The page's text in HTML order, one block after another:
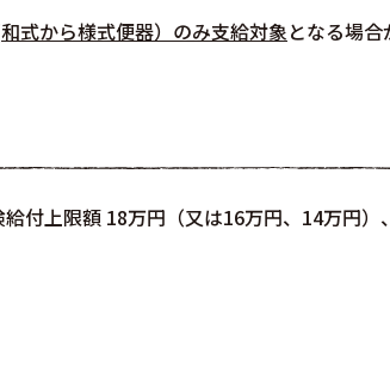
式から様式便器）のみ支給対象となる場合
付上限額 18万円（又は16万円、14万円）